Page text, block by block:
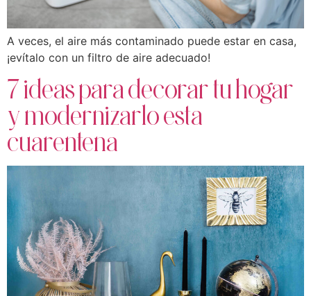
A veces, el aire más contaminado puede estar en casa,
¡evítalo con un filtro de aire adecuado!
7 ideas para decorar tu hogar
y modernizarlo esta
cuarentena